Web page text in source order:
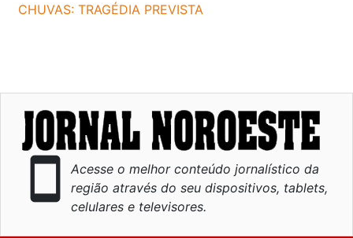
CHUVAS: TRAGÉDIA PREVISTA
smartphone
Acesse o melhor conteúdo jornalístico da
região através do seu dispositivos, tablets,
celulares e televisores.